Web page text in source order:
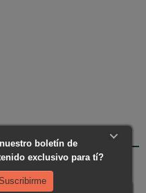
Calefacción, Eficiencia
Todos los derechos reservados.